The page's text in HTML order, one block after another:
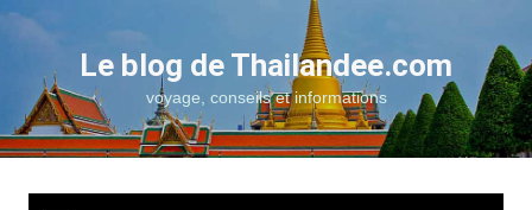
Aller
contenu
Le blog de Thailandee.com
voyage, conseils et informations